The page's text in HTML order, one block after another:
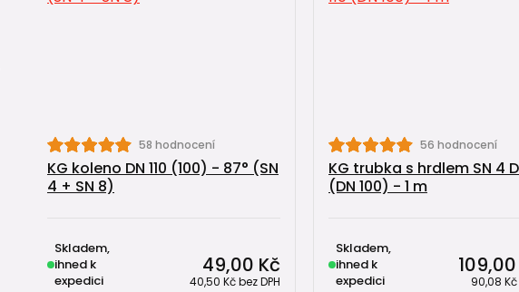
58 hodnocení
KG koleno DN 110 (100) - 87° (SN
4 + SN 8)
49,00 Kč
40,50 Kčbez DPH
Skladem,
ihned k
expedici
56 hodnocení
KG trubka s hrdlem SN 4
(DN 100) - 1 m
90,08 Kč
Skladem,
ihned k
expedici